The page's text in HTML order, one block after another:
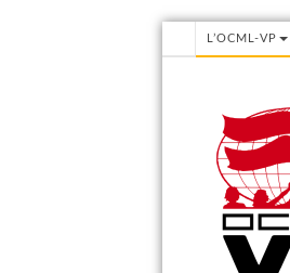
L’OCML-VP